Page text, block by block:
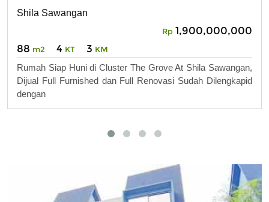
Shila Sawangan
Rp 1,900,000,000
88 m2 4 KT 3 KM
Rumah Siap Huni di Cluster The Grove At Shila Sawangan,
Dijual Full Furnished dan Full Renovasi Sudah Dilengkapid
dengan